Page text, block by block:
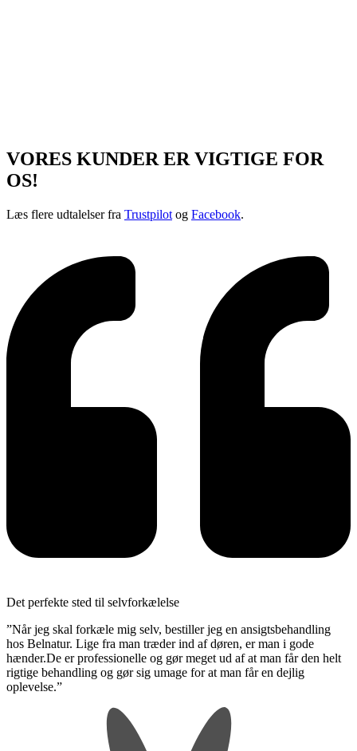
VORES KUNDER ER VIGTIGE FOR
OS!
Læs flere udtalelser fra Trustpilot og Facebook.
Det perfekte sted til selvforkælelse
”Når jeg skal forkæle mig selv, bestiller jeg en ansigtsbehandling
hos Belnatur. Lige fra man træder ind af døren, er man i gode
hænder.De er professionelle og gør meget ud af at man får den helt
rigtige behandling og gør sig umage for at man får en dejlig
oplevelse.”